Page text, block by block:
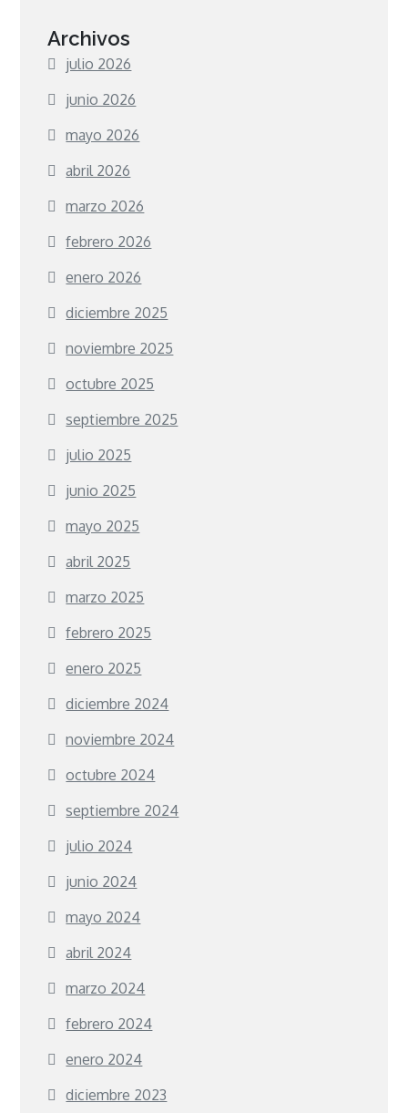
Archivos
julio 2026
junio 2026
mayo 2026
abril 2026
marzo 2026
febrero 2026
enero 2026
diciembre 2025
noviembre 2025
octubre 2025
septiembre 2025
julio 2025
junio 2025
mayo 2025
abril 2025
marzo 2025
febrero 2025
enero 2025
diciembre 2024
noviembre 2024
octubre 2024
septiembre 2024
julio 2024
junio 2024
mayo 2024
abril 2024
marzo 2024
febrero 2024
enero 2024
diciembre 2023